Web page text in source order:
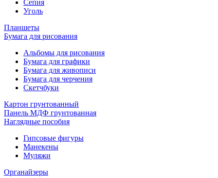
Сепия
Уголь
Планшеты
Бумага для рисования
Альбомы для рисования
Бумага для графики
Бумага для живописи
Бумага для черчения
Скетчбуки
Картон грунтованный
Панель МДФ грунтованная
Наглядные пособия
Гипсовые фигуры
Манекены
Муляжи
Органайзеры